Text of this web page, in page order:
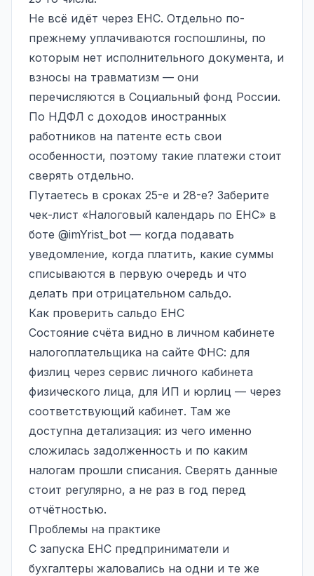
Не всё идёт через ЕНС. Отдельно по-
прежнему уплачиваются госпошлины, по
которым нет исполнительного документа, и
взносы на травматизм — они
перечисляются в Социальный фонд России.
По НДФЛ с доходов иностранных
работников на патенте есть свои
особенности, поэтому такие платежи стоит
сверять отдельно.
Путаетесь в сроках 25-е и 28-е? Заберите
чек-лист «Налоговый календарь по ЕНС» в
боте @imYrist_bot — когда подавать
уведомление, когда платить, какие суммы
списываются в первую очередь и что
делать при отрицательном сальдо.
Как проверить сальдо ЕНС
Состояние счёта видно в личном кабинете
налогоплательщика на сайте ФНС: для
физлиц через сервис личного кабинета
физического лица, для ИП и юрлиц — через
соответствующий кабинет. Там же
доступна детализация: из чего именно
сложилась задолженность и по каким
налогам прошли списания. Сверять данные
стоит регулярно, а не раз в год перед
отчётностью.
Проблемы на практике
С запуска ЕНС предприниматели и
бухгалтеры жаловались на одни и те же